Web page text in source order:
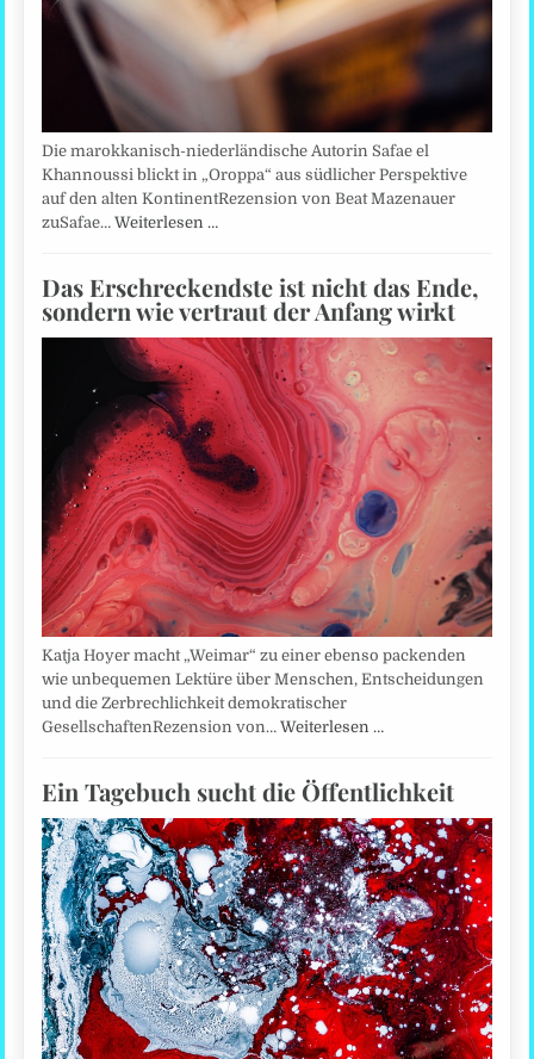
Die marokkanisch-niederländische Autorin Safae el
Khannoussi blickt in „Oroppa“ aus südlicher Perspektive
auf den alten KontinentRezension von Beat Mazenauer
zuSafae…Weiterlesen …
Das Erschreckendste ist nicht das Ende,
sondern wie vertraut der Anfang wirkt
Katja Hoyer macht „Weimar“ zu einer ebenso packenden
wie unbequemen Lektüre über Menschen, Entscheidungen
und die Zerbrechlichkeit demokratischer
GesellschaftenRezension von…Weiterlesen …
Ein Tagebuch sucht die Öffentlichkeit